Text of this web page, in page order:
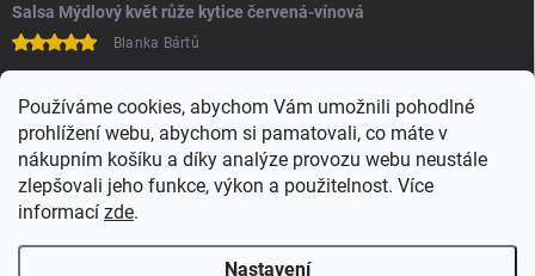
Používáme cookies, abychom Vám umožnili pohodlné
prohlížení webu, abychom si pamatovali, co máte v
nákupním košíku a díky analýze provozu webu neustále
zlepšovali jeho funkce, výkon a použitelnost. Více
informací zde.
Nastavení
Salsa Mýdlový květ růže kytice červená-vínová
Blanka Bártů